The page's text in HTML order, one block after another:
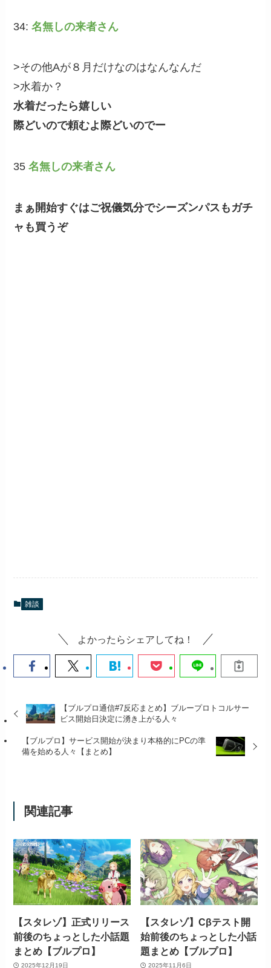
34:名無しの来者さん
>その他Aが８月だけなのはなんなんだ
>水着か？
水着だったら嬉しい
際どいので頼むよ際どいのでー
35名無しの来者さん
まぁ開始すぐはご祝儀気分でシーズンパスもガチ
ャも買うぞ
雑談
よかったらシェアしてね！
【ブルプロ通信#7反応まとめ】ブループロトコルサー
ビス開始日決定に湧き上がる人々
【ブルプロ】サービス開始が決まり本格的にPCの準
備を始める人々【まとめ】
関連記事
【スタレゾ】正式リリース
前後のちょっとした小話題
まとめ【ブルプロ】
2025年12月19日
【スタレゾ】Cβテスト開
始前後のちょっとした小話
題まとめ【ブルプロ】
2025年11月6日